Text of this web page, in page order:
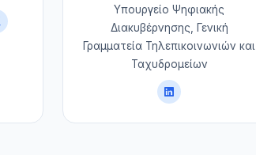
Υπουργείο Ψηφιακής
Διακυβέρνησης, Γενική
Γραμματεία Τηλεπικοινωνιών και
Ταχυδρομείων